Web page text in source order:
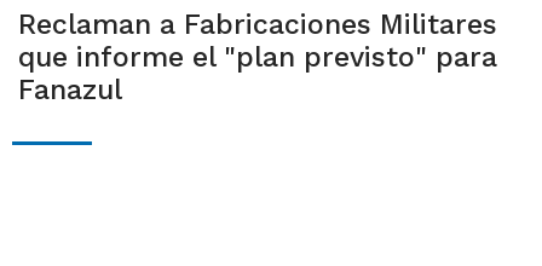
Reclaman a Fabricaciones Militares
que informe el "plan previsto" para
Fanazul